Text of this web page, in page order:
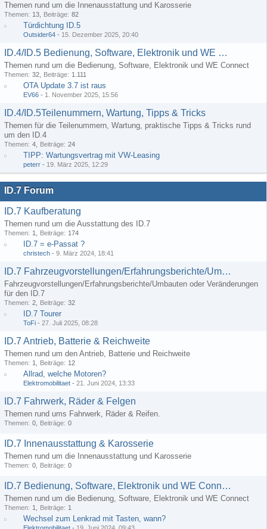
Themen rund um die Innenausstattung und Karosserie
Themen 13 Beiträge 82
Türdichtung ID.5
Outsider64 - 15. Dezember 2025, 20:40
ID.4/ID.5 Bedienung, Software, Elektronik und WE Connect
Themen rund um die Bedienung, Software, Elektronik und WE Connect
Themen 32 Beiträge 1.111
OTA Update 3.7 ist raus
EV66 - 1. November 2025, 15:56
ID.4/ID.5Teilenummern, Wartung, Tipps & Tricks
Themen für die Teilenummern, Wartung, praktische Tipps & Tricks rund
um den ID.4
Themen 4 Beiträge 24
TIPP: Wartungsvertrag mit VW-Leasing
peterr - 19. März 2025, 12:29
ID.7 Forum
ID.7 Kaufberatung
Themen rund um die Ausstattung des ID.7
Themen 1 Beiträge 174
ID.7 = e-Passat ?
christech - 9. März 2024, 18:41
ID.7 Fahrzeugvorstellungen/Erfahrungsberichte/Umbauten
Fahrzeugvorstellungen/Erfahrungsberichte/Umbauten oder Veränderungen
für den ID.7
Themen 2 Beiträge 32
ID.7 Tourer
ToFi - 27. Juli 2025, 08:28
ID.7 Antrieb, Batterie & Reichweite
Themen rund um den Antrieb, Batterie und Reichweite
Themen 1 Beiträge 12
Allrad, welche Motoren?
Elektromobilitaet - 21. Juni 2024, 13:33
ID.7 Fahrwerk, Räder & Felgen
Themen rund ums Fahrwerk, Räder & Reifen.
Themen 0 Beiträge 0
ID.7 Innenausstattung & Karosserie
Themen rund um die Innenausstattung und Karosserie
Themen 0 Beiträge 0
ID.7 Bedienung, Software, Elektronik und WE Connect
Themen rund um die Bedienung, Software, Elektronik und WE Connect
Themen 1 Beiträge 1
Wechsel zum Lenkrad mit Tasten, wann?